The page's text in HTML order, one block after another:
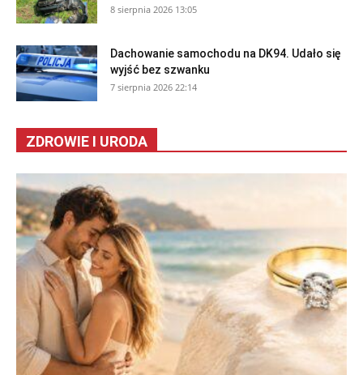
8 sierpnia 2026 13:05
Dachowanie samochodu na DK94. Udało się
wyjść bez szwanku
7 sierpnia 2026 22:14
ZDROWIE I URODA